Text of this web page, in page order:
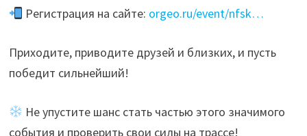
Регистрация на сайте: orgeo.ru/event/nfsk…
Приходите, приводите друзей и близких, и пусть
победит сильнейший!
Не упустите шанс стать частью этого значимого
события и проверить свои силы на трассе!